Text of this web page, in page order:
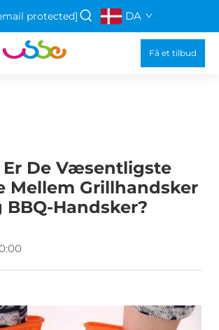
protected] DA
Få et tilbud
Er De Væsentligste
Mellem Grillhandsker
BBQ-Handsker?